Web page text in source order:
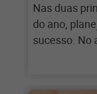
Nas duas
do ano,
sucesso. No